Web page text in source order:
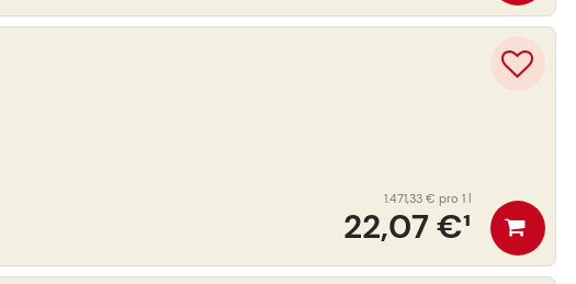
22,07 €¹
1.471,33 € pro 1 l